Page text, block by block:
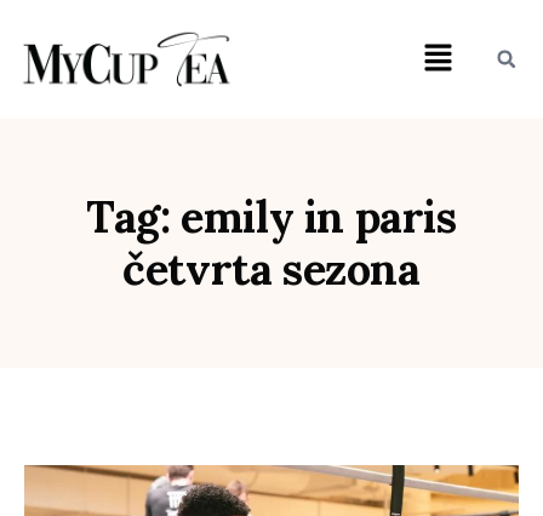
Tag: emily in paris
četvrta sezona